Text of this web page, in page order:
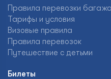
Правила перевозки багажа
Тарифы и условия
Визовые правила
Правила перевозок
Путешествие с детьми
Билеты